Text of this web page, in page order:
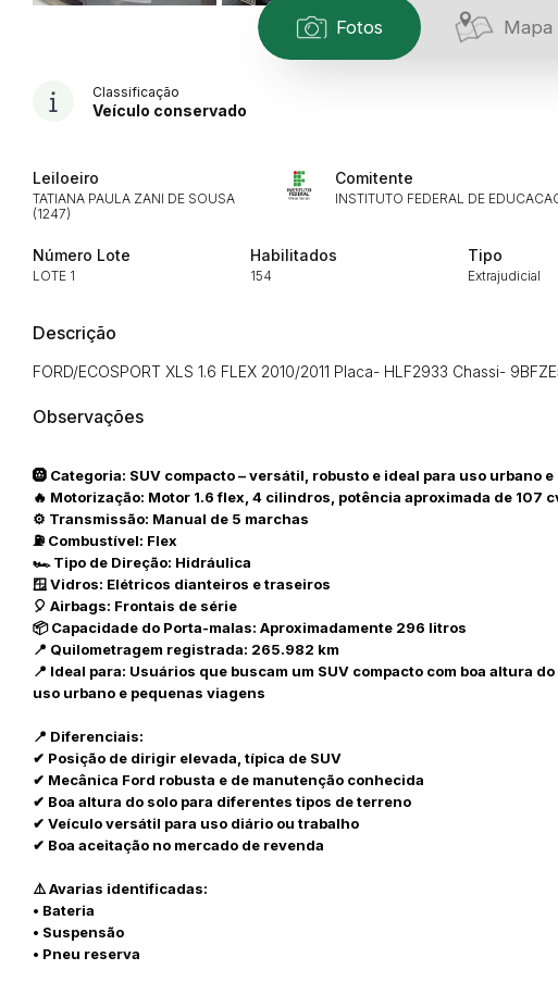
Fotos Mapa
Classificação
Veículo conservado
Leiloeiro
TATIANA PAULA ZANI DE SOUSA
(1247)
Comitente
INSTITUTO FEDERAL DE
Número Lote
LOTE 1
Habilitados
154
Tipo
Extrajudicial
Descrição
FORD/ECOSPORT XLS 1.6 FLEX 2010/2011 Placa- HLF2933 Chassi-
Observações
🛞 Categoria: SUV compacto – versátil, robusto e ideal para uso urbano
🔥 Motorização: Motor 1.6 flex, 4 cilindros, potência aproximada de 107
⚙️ Transmissão: Manual de 5 marchas
⛽ Combustível: Flex
🏎️ Tipo de Direção: Hidráulica
🪟 Vidros: Elétricos dianteiros e traseiros
🎈 Airbags: Frontais de série
📦 Capacidade do Porta-malas: Aproximadamente 296 litros
📍 Quilometragem registrada: 265.982 km
📍 Ideal para: Usuários que buscam um SUV compacto com boa altura
uso urbano e pequenas viagens
📍 Diferenciais:
✔ Posição de dirigir elevada, típica de SUV
✔ Mecânica Ford robusta e de manutenção conhecida
✔ Boa altura do solo para diferentes tipos de terreno
✔ Veículo versátil para uso diário ou trabalho
✔ Boa aceitação no mercado de revenda
⚠️ Avarias identificadas:
• Bateria
• Suspensão
• Pneu reserva
Envie sua Proposta